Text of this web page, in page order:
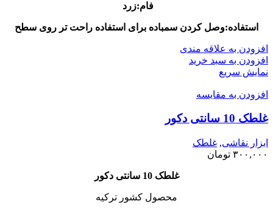
فام:زرد
استفاده:وصل کردن سمباده برای استفاده راحت تر روی سطح
افزودن به علاقه مندی
افزودن به سبد خرید
نمایش سریع
افزودن به مقایسه
غلطک 10 سانتی دکور
ابزار نقاشی, غلطک
۳۰۰,۰۰۰ تومان
غلطک 10 سانتی دکور
محصول کشور ترکیه